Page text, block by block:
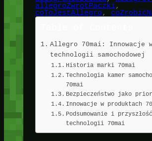
allegroZwrotPaczki
coToJestAllegro,
Allegro 70mai: Innowacje
technologii samochodowej
Historia marki 70mai
Technologia kamer
70mai
Bezpieczeństwo jako
Innowacje w produktach
Podsumowanie i przyszłość
technologii 70mai